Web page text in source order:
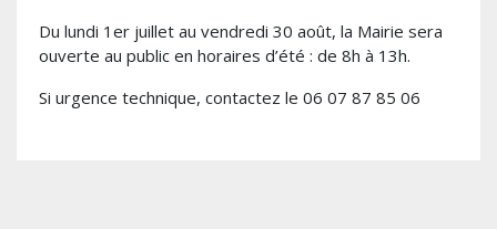
Du lundi 1er juillet au vendredi 30 août, la Mairie sera
ouverte au public en horaires d’été : de 8h à 13h.
Si urgence technique, contactez le 06 07 87 85 06